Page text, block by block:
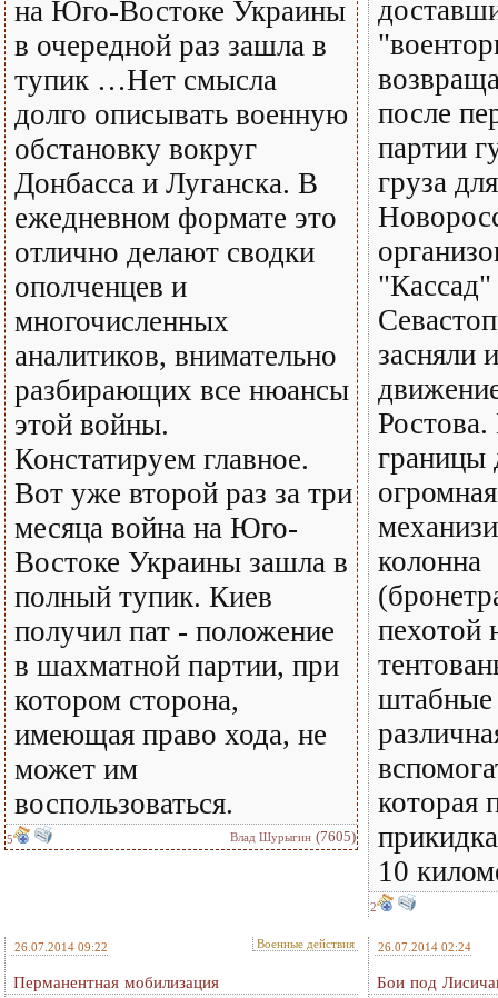
на Юго-Востоке Украины
в очередной раз зашла в
тупик …Нет смысла
долго описывать военную
обстановку вокруг
Донбасса и Луганска. В
ежедневном формате это
отлично делают сводки
ополченцев и
многочисленных
аналитиков, внимательно
разбирающих все нюансы
этой войны.
Констатируем главное.
Вот уже второй раз за три
месяца война на Юго-
Востоке Украины зашла в
полный тупик. Киев
получил пат - положение
в шахматной партии, при
котором сторона,
имеющая право хода, не
может им
воспользоваться.
5 Влад Шурыгин (7605)
после
партии
груза
засняли
границы
огромная
колонна
пехотой
которая
10
2
26.07.2014 09:22 Военные действия
Перманентная мобилизация
26.07.2014 02:24
Бои под